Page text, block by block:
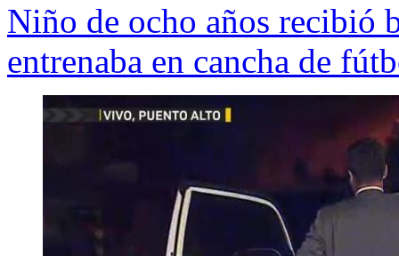
Niño de ocho años recibió
entrenaba en cancha de